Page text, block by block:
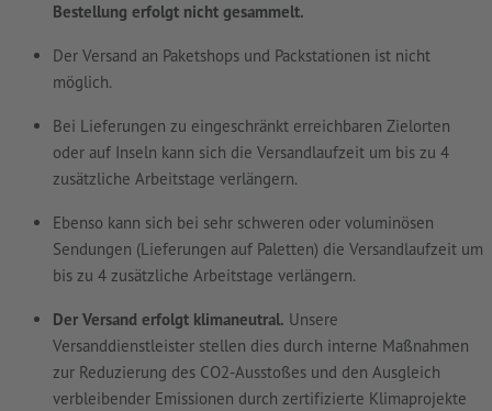
Bestellung erfolgt nicht gesammelt.
Der Versand an Paketshops und Packstationen ist nicht
möglich.
Bei Lieferungen zu eingeschränkt erreichbaren Zielorten
oder auf Inseln kann sich die Versandlaufzeit um bis zu 4
zusätzliche Arbeitstage verlängern.
Ebenso kann sich bei sehr schweren oder voluminösen
Sendungen (Lieferungen auf Paletten) die Versandlaufzeit um
bis zu 4 zusätzliche Arbeitstage verlängern.
Der Versand erfolgt klimaneutral. Unsere
Versanddienstleister stellen dies durch interne Maßnahmen
zur Reduzierung des CO2-Ausstoßes und den Ausgleich
verbleibender Emissionen durch zertifizierte Klimaprojekte